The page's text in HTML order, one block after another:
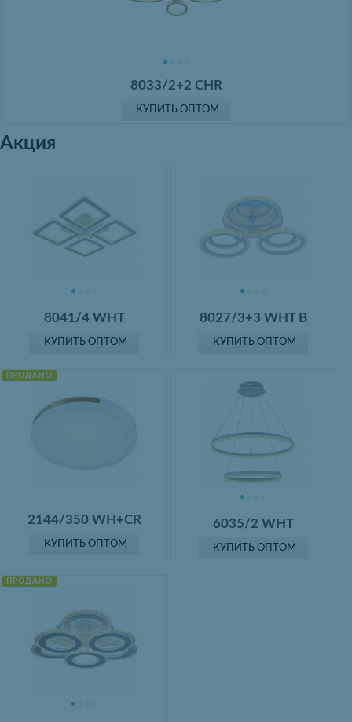
8033/2+2 CHR
КУПИТЬ ОПТОМ
Акция
8041/4 WHT
КУПИТЬ ОПТОМ
8027/3+3 WHT B
КУПИТЬ ОПТОМ
ПРОДАНО
2144/350 WH+CR
КУПИТЬ ОПТОМ
6035/2 WHT
КУПИТЬ ОПТОМ
ПРОДАНО